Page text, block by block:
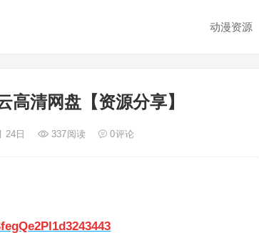
动漫资源
高清网盘【资源分享】
24日 337阅读 0评论